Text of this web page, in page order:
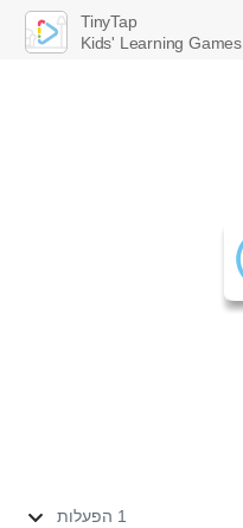
1 הפעלות
TinyTap
Kids' Learning Games